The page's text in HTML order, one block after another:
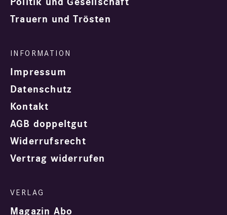
Trauern und Trösten
Impressum
Datenschutz
Kontakt
AGB doppeltgut
Widerrufsrecht
Vertrag widerrufen
Magazin Abo